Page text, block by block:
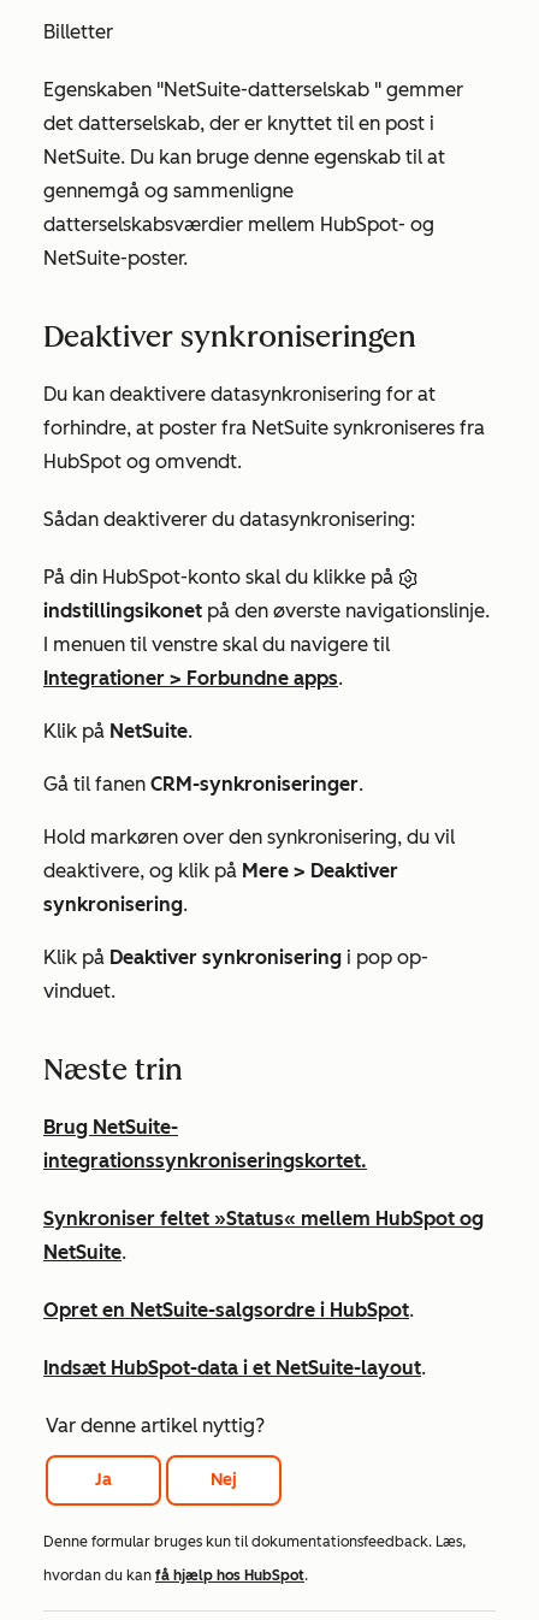
Billetter
Egenskaben "NetSuite-datterselskab " gemmer
det datterselskab, der er knyttet til en post i
NetSuite. Du kan bruge denne egenskab til at
gennemgå og sammenligne
datterselskabsværdier mellem HubSpot- og
NetSuite-poster.
Deaktiver synkroniseringen
Du kan deaktivere datasynkronisering for at
forhindre, at poster fra NetSuite synkroniseres fra
HubSpot og omvendt.
Sådan deaktiverer du datasynkronisering:
På din HubSpot-konto skal du klikke på
indstillingsikonet på den øverste navigationslinje.
I menuen til venstre skal du navigere til
Integrationer > Forbundne apps.
Klik på NetSuite.
Gå til fanen CRM-synkroniseringer.
Hold markøren over den synkronisering, du vil
deaktivere, og klik på Mere > Deaktiver
synkronisering.
Klik på Deaktiver synkronisering i pop op-
vinduet.
Næste trin
Brug NetSuite-
integrationssynkroniseringskortet.
Synkroniser feltet »Status« mellem HubSpot og
NetSuite.
Opret en NetSuite-salgsordre i HubSpot.
Indsæt HubSpot-data i et NetSuite-layout.
Var denne artikel nyttig?
Ja Nej
Denne formular bruges kun til dokumentationsfeedback. Læs,
hvordan du kan få hjælp hos HubSpot.